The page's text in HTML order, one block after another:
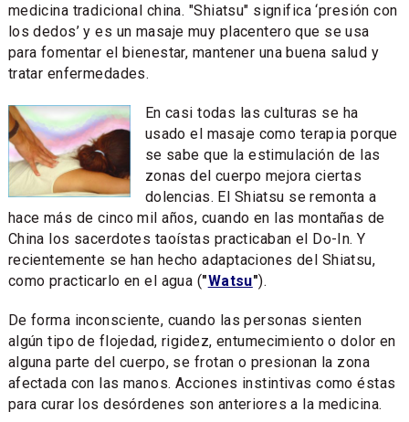
medicina tradicional china. "Shiatsu" significa ‘presión con
los dedos’ y es un masaje muy placentero que se usa
para fomentar el bienestar, mantener una buena salud y
tratar enfermedades.
En casi todas las culturas se ha
usado el masaje como terapia porque
se sabe que la estimulación de las
zonas del cuerpo mejora ciertas
dolencias. El Shiatsu se remonta a
hace más de cinco mil años, cuando en las montañas de
China los sacerdotes taoístas practicaban el Do-In. Y
recientemente se han hecho adaptaciones del Shiatsu,
como practicarlo en el agua ("Watsu").
De forma inconsciente, cuando las personas sienten
algún tipo de flojedad, rigidez, entumecimiento o dolor en
alguna parte del cuerpo, se frotan o presionan la zona
afectada con las manos. Acciones instintivas como éstas
para curar los desórdenes son anteriores a la medicina.